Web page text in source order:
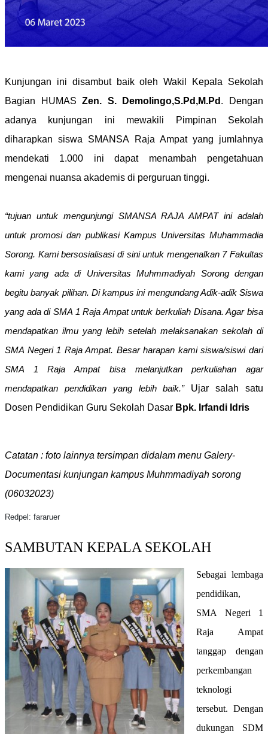
Kunjungan ini disambut baik oleh Wakil Kepala Sekolah
Bagian HUMASZen. S. Demolingo,S.Pd,M.Pd . Dengan
adanya kunjungan ini mewakili Pimpinan Sekolah
diharapkan siswa SMANSA Raja Ampat yang jumlahnya
mendekati 1.000 ini dapat menambah pengetahuan
mengenai nuansa akademis di perguruan tinggi.
“tujuan untuk mengunjungi SMANSA RAJA AMPAT ini adalah
untuk promosi dan publikasi Kampus Universitas Muhammadia
Sorong. Kami bersosialisasi di sini untuk mengenalkan 7 Fakultas
kami yang ada di Universitas Muhmmadiyah Sorong dengan
begitu banyak pilihan. Di kampus ini mengundang Adik-adik Siswa
yang ada di SMA 1 Raja Ampat untuk berkuliah Disana. Agar bisa
mendapatkan ilmu yang lebih setelah melaksanakan sekolah di
SMA Negeri 1 Raja Ampat. Besar harapan kami siswa/siswi dari
SMA 1 Raja Ampat bisa melanjutkan perkuliahan agar
mendapatkan pendidikan yang lebih baik.”Ujar salah satu
Dosen Pendidikan Guru Sekolah Dasar Bpk. Irfandi Idris
Catatan : foto lainnya tersimpan didalam menu Galery-
Documentasi kunjungan kampus Muhmmadiyah sorong
(06032023)
Redpel: fararuer
SAMBUTAN KEPALA SEKOLAH
Sebagai lembaga
pendidikan,
SMA Negeri 1
Raja Ampat
tanggap dengan
perkembangan
teknologi
tersebut. Dengan
dukungan SDM